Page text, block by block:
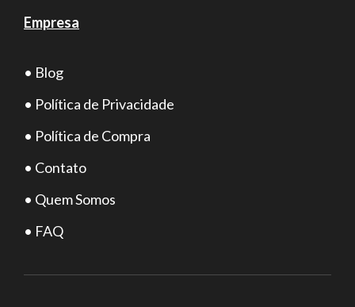
Empresa
• Blog
• Política de Privacidade
• Política de Compra
• Contato
• Quem Somos
• FAQ